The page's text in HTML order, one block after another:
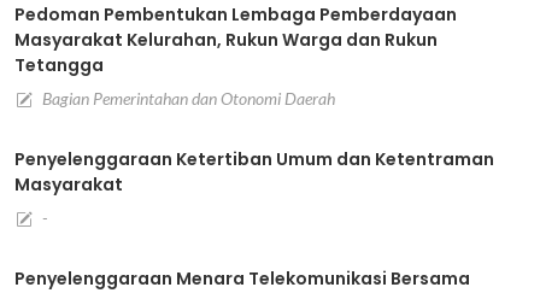
Pedoman Pembentukan Lembaga Pemberdayaan
Masyarakat Kelurahan, Rukun Warga dan Rukun
Tetangga
Bagian Pemerintahan dan Otonomi Daerah
Penyelenggaraan Ketertiban Umum dan Ketentraman
Masyarakat
-
Penyelenggaraan Menara Telekomunikasi Bersama